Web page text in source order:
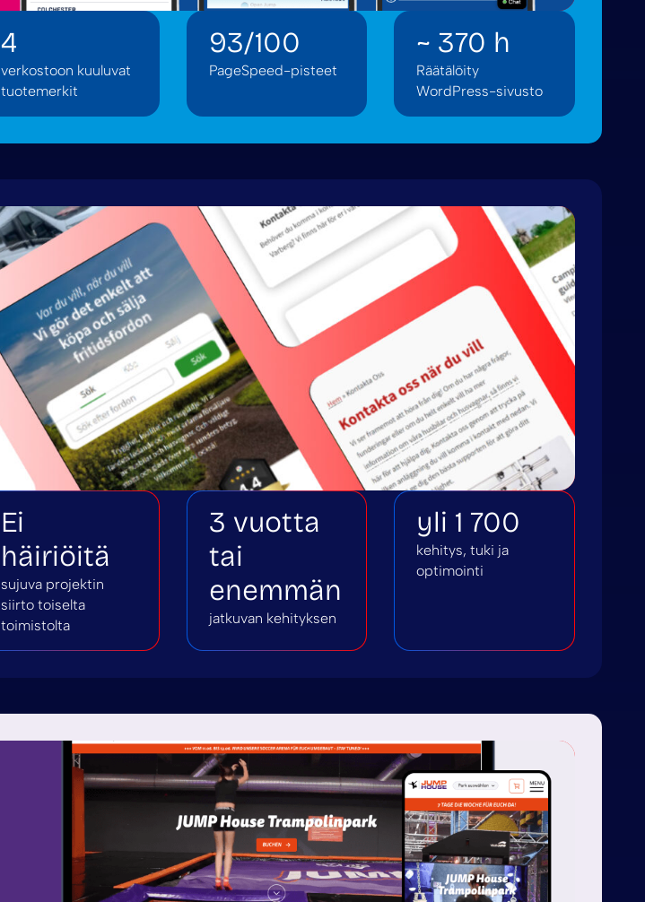
4
verkostoon kuuluvat
tuotemerkit
93/100
PageSpeed-pisteet
~ 370 h
Räätälöity
WordPress-sivusto
Ei
häiriöitä
sujuva projektin
siirto toiselta
toimistolta
3 vuotta
tai
enemmän
jatkuvan kehityksen
yli 1 700
kehitys, tuki ja
optimointi